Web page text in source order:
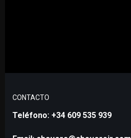
CONTACTO
Teléfono: +34 609 535 939